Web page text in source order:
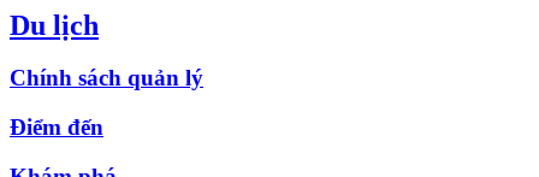
Du lịch
Chính sách quản lý
Điểm đến